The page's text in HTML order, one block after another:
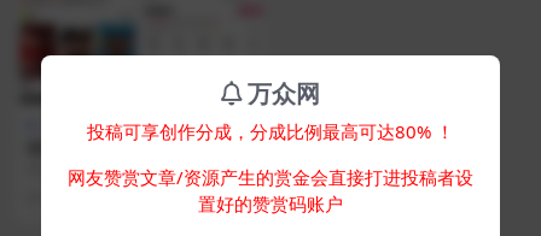
视频音乐
绿豆7.0动态域名版前端源码加
API插件免授权开心版
简介： 绿豆APP源码7.0木白动态域
名插件版苹果CMS原生JAVA影视源
50
万众网
投稿可享创作分成，分成比例最高可达80% ！
网友赞赏文章/资源产生的赏金会直接打进投稿者设
置好的赞赏码账户